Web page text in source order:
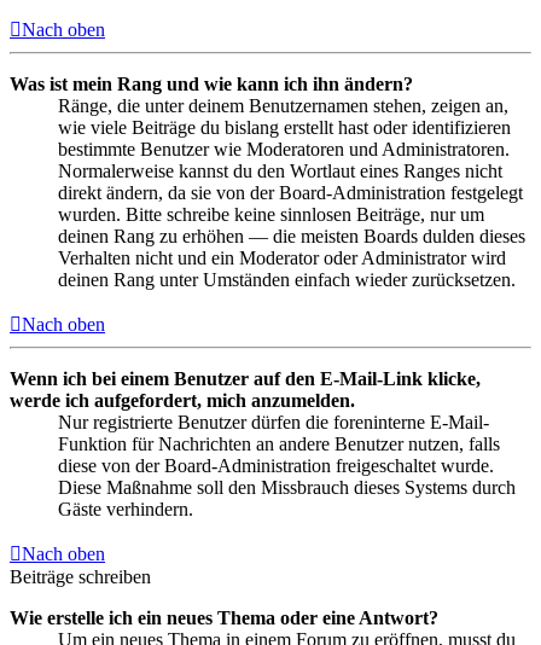
Nach oben
Was ist mein Rang und wie kann ich ihn ändern?
Ränge, die unter deinem Benutzernamen stehen, zeigen an,
wie viele Beiträge du bislang erstellt hast oder identifizieren
bestimmte Benutzer wie Moderatoren und Administratoren.
Normalerweise kannst du den Wortlaut eines Ranges nicht
direkt ändern, da sie von der Board-Administration festgelegt
wurden. Bitte schreibe keine sinnlosen Beiträge, nur um
deinen Rang zu erhöhen — die meisten Boards dulden dieses
Verhalten nicht und ein Moderator oder Administrator wird
deinen Rang unter Umständen einfach wieder zurücksetzen.
Nach oben
Wenn ich bei einem Benutzer auf den E-Mail-Link klicke,
werde ich aufgefordert, mich anzumelden.
Nur registrierte Benutzer dürfen die foreninterne E-Mail-
Funktion für Nachrichten an andere Benutzer nutzen, falls
diese von der Board-Administration freigeschaltet wurde.
Diese Maßnahme soll den Missbrauch dieses Systems durch
Gäste verhindern.
Nach oben
Beiträge schreiben
Wie erstelle ich ein neues Thema oder eine Antwort?
Um ein neues Thema in einem Forum zu eröffnen, musst du